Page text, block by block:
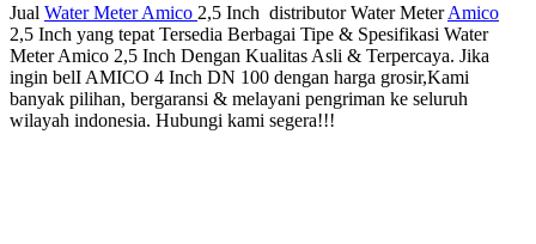
Jual Water Meter Amico 2,5 Inch distributor Water MeterAmico
2,5 Inch yang tepat Tersedia Berbagai Tipe & Spesifikasi Water
Meter Amico 2,5 Inch Dengan Kualitas Asli & Terpercaya. Jika
ingin belI AMICO 4 Inch DN 100 dengan harga grosir,Kami
banyak pilihan, bergaransi & melayani pengriman ke seluruh
wilayah indonesia. Hubungi kami segera!!!